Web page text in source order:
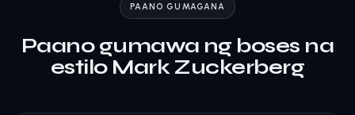
PAANO GUMAGANA
Paano gumawa ng boses na
estilo Mark Zuckerberg